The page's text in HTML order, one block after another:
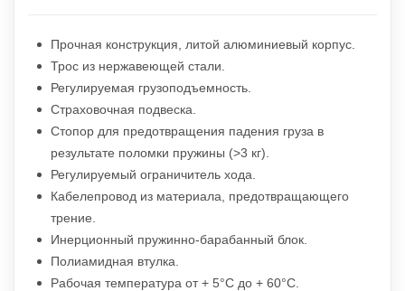
Прочная конструкция, литой алюминиевый корпус.
Трос из нержавеющей стали.
Регулируемая грузоподъемность.
Страховочная подвеска.
Стопор для предотвращения падения груза в
результате поломки пружины (>3 кг).
Регулируемый ограничитель хода.
Кабелепровод из материала, предотвращающего
трение.
Инерционный пружинно-барабанный блок.
Полиамидная втулка.
Рабочая температура от + 5°C до + 60°C.